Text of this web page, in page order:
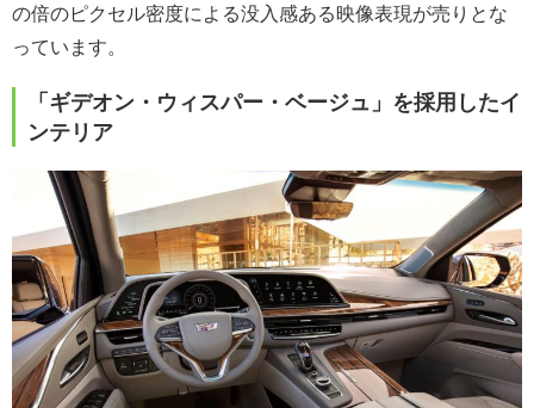
の倍のピクセル密度による没入感ある映像表現が売りとな
っています。
「ギデオン・ウィスパー・ベージュ」を採用したイ
ンテリア